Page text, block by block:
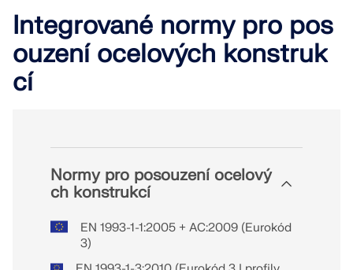
Integrované normy pro pos
ouzení ocelových konstruk
cí
Normy pro posouzení ocelový
ch konstrukcí
EN 1993-1-1:2005 + AC:2009 (Eurokód
3)